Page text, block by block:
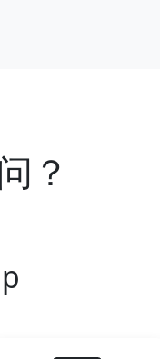
？